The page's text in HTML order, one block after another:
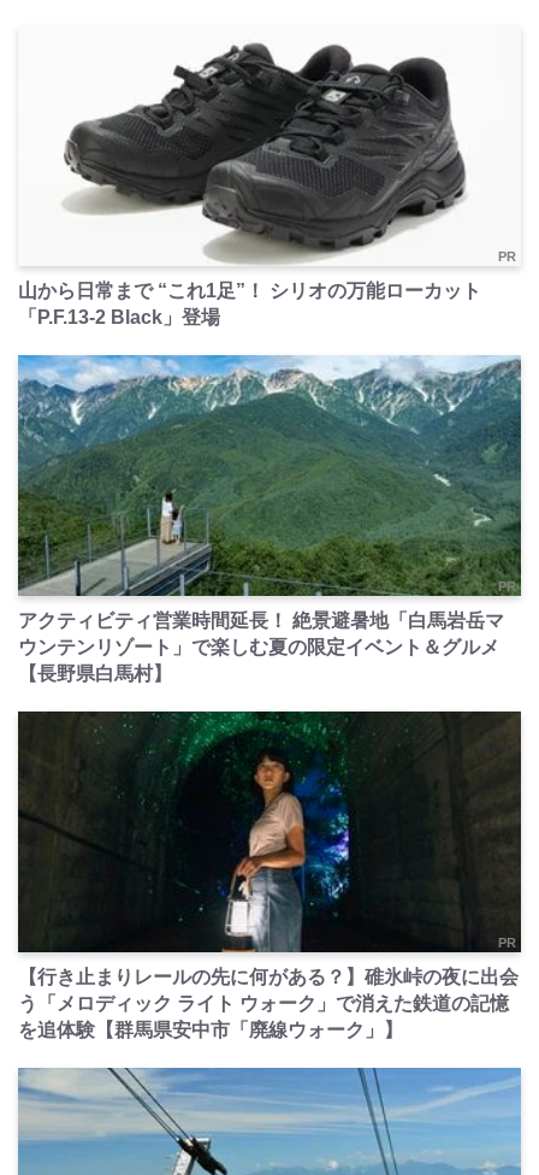
PR
山から日常まで “これ1足”！ シリオの万能ローカット
「P.F.13-2 Black」登場
PR
アクティビティ営業時間延長！ 絶景避暑地「白馬岩岳マ
ウンテンリゾート」で楽しむ夏の限定イベント＆グルメ
【長野県白馬村】
PR
【行き止まりレールの先に何がある？】碓氷峠の夜に出会
う「メロディック ライト ウォーク」で消えた鉄道の記憶
を追体験【群馬県安中市「廃線ウォーク」】